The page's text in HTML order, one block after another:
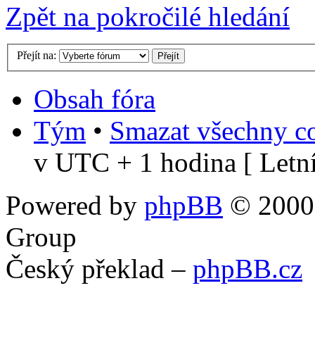
Zpět na pokročilé hledání
Přejít na:
Obsah fóra
Tým • Smazat všechny
v UTC + 1 hodina [
Powered by phpBB ©
Group
Český překlad – phpBB.cz